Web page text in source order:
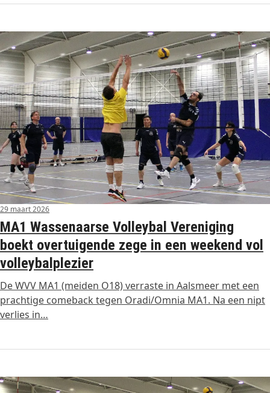
29 maart 2026
MA1 Wassenaarse Volleybal Vereniging
boekt overtuigende zege in een weekend vol
volleybalplezier
De WVV MA1 (meiden O18) verraste in Aalsmeer met een
prachtige comeback tegen Oradi/Omnia MA1. Na een nipt
verlies in…